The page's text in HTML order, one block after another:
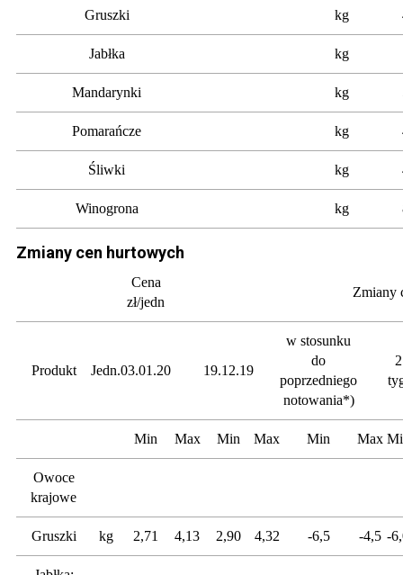
Gruszki kg
Jabłka kg
Mandarynki kg
Pomarańcze kg
Śliwki kg
Winogrona kg
Zmiany cen hurtowych
Cena
zł/jedn
Zmiany
Produkt Jedn.03.01.20 19.12.19
w stosunku
do
poprzedniego
notowania*)
2
Min Max Min Max Min Max
Owoce
krajowe
Gruszki kg 2,71 4,13 2,90 4,32 -6,5 -4,5 -